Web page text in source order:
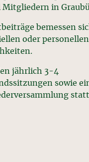
Mitgliedern in
bemessen
oder personellen
jährlich 3-4
sowie